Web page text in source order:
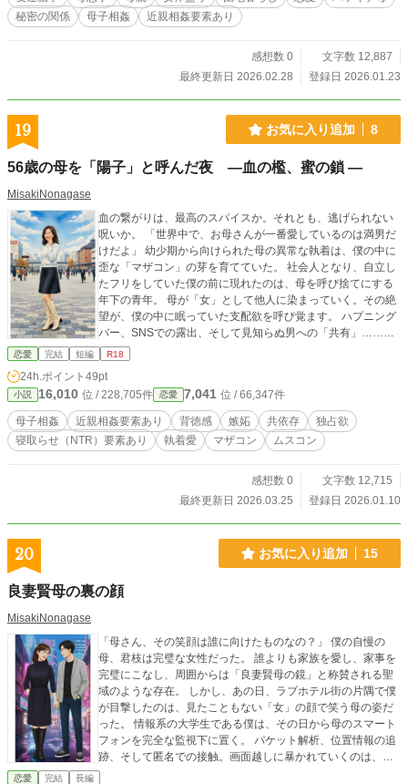
秘密の関係
母子相姦 近親相姦要素あり
感想数 0
文字数 12,887
最終更新日 2026.02.28
登録日 2026.01.23
19 お気に入り追加 8
56歳の母を「陽子」と呼んだ夜 ―血の檻、蜜の鎖 ―
MisakiNonagase
血の繋がりは、最高のスパイスか。それとも、逃げられない
呪いか。 「世界中で、お母さんが一番愛しているのは満男だ
けだよ」 幼少期から向けられた母の異常な執着は、僕の中に
歪な「マザコン」の芽を育てていた。 社会人となり、自立し
たフリをしていた僕の前に現れたのは、母を呼び捨てにする
年下の青年。 母が「女」として他人に染まっていく。その絶
望が、僕の中に眠っていた支配欲を呼び覚ます。 ハプニング
バー、SNSでの露出、そして見知らぬ男への「共有」……。
エスカレートする欲望の果てに待ち受けていたのは、凄惨な
がっているからこそ、この愛は決して切れない。 危うい絆の
上で、今を抱きしめ合う親子（ふたり）の、背徳と再生の記
録。
恋愛 完結 短編 R18
24h.ポイント 49pt
小説 16,010 位 / 228,705件 恋愛 7,041 位 / 66,347件
母子相姦 近親相姦要素あり 背徳感 嫉妬 共依存
独占欲
寝取らせ（NTR）要素あり
執着愛 マザコン ムスコン
感想数 0
文字数 12,715
最終更新日 2026.03.25
登録日 2026.01.10
20 お気に入り追加 15
良妻賢母の裏の顔
MisakiNonagase
「母さん、その笑顔は誰に向けたものなの？」 僕の自慢の
母、君枝は完璧な女性だった。 誰よりも家族を愛し、家事を
完璧にこなし、周囲からは「良妻賢母の鏡」と称賛される聖
域のような存在。 しかし、あの日、ラブホテル街の片隅で僕
が目撃したのは、見たこともない「女」の顔で笑う母の姿だ
った。 情報系の大学生である僕は、その日から母のスマート
フォンを完全な監視下に置く。 パケット解析、位置情報の追
跡、そして匿名での接触。画面越しに暴かれていくのは、慎
み深い母の裏に隠された、奔放で卑猥な、あまりにも生々し
恋愛 完結 長編